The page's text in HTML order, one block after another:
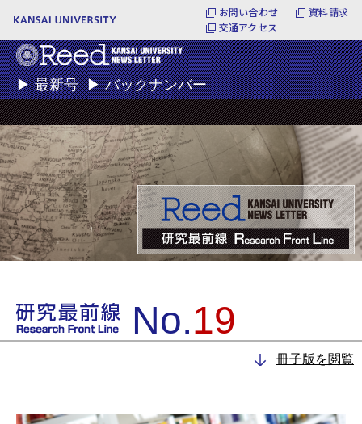
お問い合わせ
資料請求
交通アクセス
▶最新号 ▶バックナンバー
No.19
冊子版を閲覧